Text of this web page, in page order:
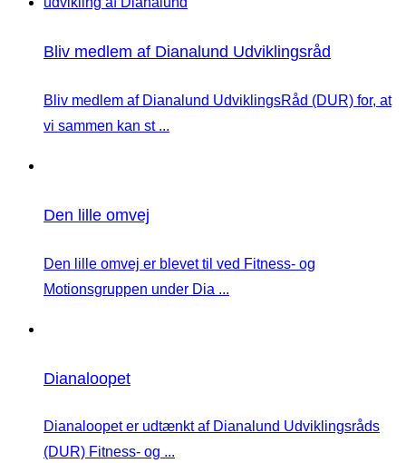
Bliv medlem af Dianalund Udviklingsråd
Bliv medlem af Dianalund UdviklingsRåd (DUR) for, at
vi sammen kan st ...
Den lille omvej
Den lille omvej er blevet til ved Fitness- og
Motionsgruppen under Dia ...
Dianaloopet
Dianaloopet er udtænkt af Dianalund Udviklingsråds
(DUR) Fitness- og ...